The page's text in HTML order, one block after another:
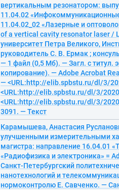
вертикальным резонатором:
11.04.02
11.04.02_02 «Лазерные и
of a vertical cavity resonator laser /
университет Петра Великого,
руководитель С. В. Ермак ;
— 1 файл (0,5 Мб). — Загл. с титул.
копирование). — Adobe Acrobat
— <URL:http://elib.spbstu.ru/dl/3/
<URL:http://elib.spbstu.ru/dl/3/
<URL:http://elib.spbstu.ru/dl/3/
3091. — Текст
Карамышева, Анастасия
улучшенными измерительными
магистра: направление 16.04.01
«Радиофизика и электроника» =
Санкт-Петербургский
нанотехнологий и
нормоконтролю Е. Савченко. —